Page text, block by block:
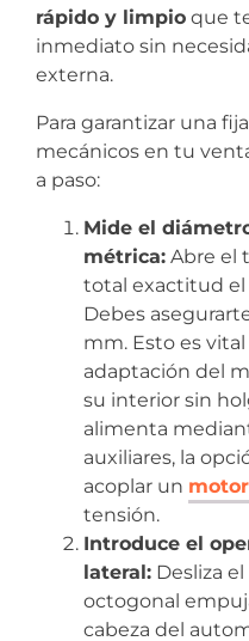
rápido y limpio que
inmediato sin
externa.
Para garantizar una
mecánicos en tu
a paso:
Mide el
métrica: Abre el
total exactitud
Debes
mm. Esto es
adaptación del
su interior sin
alimenta
auxiliares, la
acoplar un
tensión.
Introduce el
lateral: Desliza
octogonal
cabeza del